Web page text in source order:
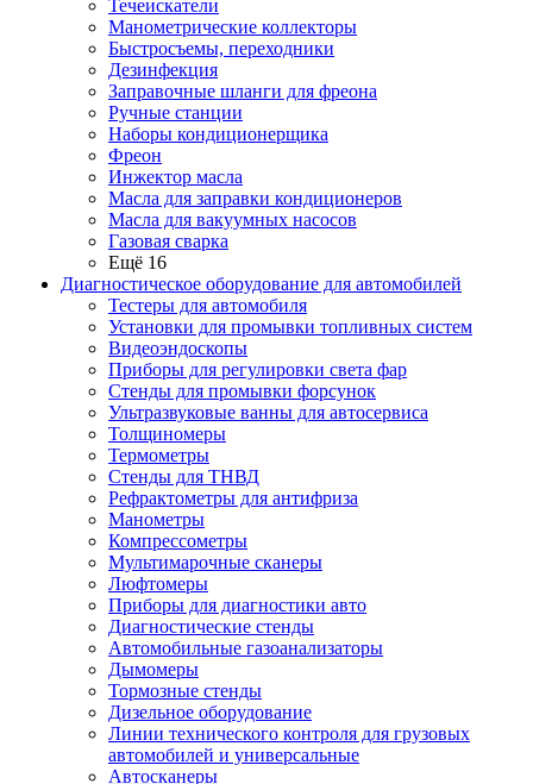
Течеискатели
Манометрические коллекторы
Быстросъемы, переходники
Дезинфекция
Заправочные шланги для фреона
Ручные станции
Наборы кондиционерщика
Фреон
Инжектор масла
Масла для заправки кондиционеров
Масла для вакуумных насосов
Газовая сварка
Ещё 16
Диагностическое оборудование для автомобилей
Тестеры для автомобиля
Установки для промывки топливных систем
Видеоэндоскопы
Приборы для регулировки света фар
Стенды для промывки форсунок
Ультразвуковые ванны для автосервиса
Толщиномеры
Термометры
Стенды для ТНВД
Рефрактометры для антифриза
Манометры
Компрессометры
Мультимарочные сканеры
Люфтомеры
Приборы для диагностики авто
Диагностические стенды
Автомобильные газоанализаторы
Дымомеры
Тормозные стенды
Дизельное оборудование
Линии технического контроля для грузовых
автомобилей и универсальные
Автосканеры